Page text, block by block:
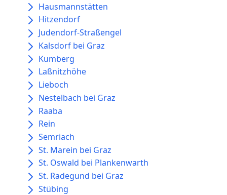
Hausmannstätten
Hitzendorf
Judendorf-Straßengel
Kalsdorf bei Graz
Kumberg
Laßnitzhöhe
Lieboch
Nestelbach bei Graz
Raaba
Rein
Semriach
St. Marein bei Graz
St. Oswald bei Plankenwarth
St. Radegund bei Graz
Stübing